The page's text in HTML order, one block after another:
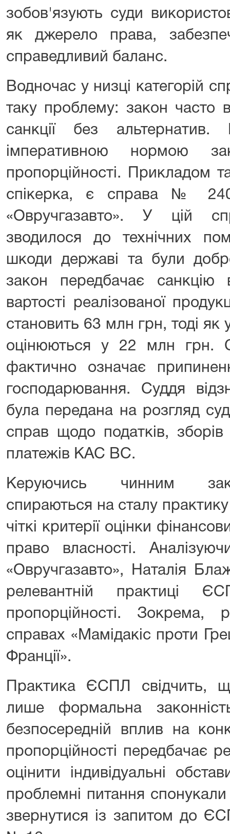
зобов'язують суди
як джерело права,
справедливий баланс.
Водночас у низці категорій
таку проблему: закон часто
санкції без альтернатив.
імперативною нормою
пропорційності. Прикладом
спікерка, є справа №
«Овручгазавто». У цій
зводилося до технічних
шкоди державі та були
закон передбачає
вартості реалізованої
становить 63 млн грн, тоді як
оцінюються у 22 млн грн.
фактично означає
господарювання. Суддя
була передана на розгляд
справ щодо податків, зборів
платежів КАС ВС.
Керуючись чинним
спираються на сталу
чіткі критерії оцінки
право власності.
«Овручгазавто», Наталія
релевантній практиці
пропорційності. Зокрема,
справах «Мамідакіс проти
Франції».
Практика ЄСПЛ свідчить,
лише формальна
безпосередній вплив на
пропорційності передбачає
оцінити індивідуальні
проблемні питання
звернутися із запитом до